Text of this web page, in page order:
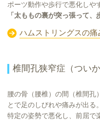
ポーツ動作や歩行で悪化しや
「太ももの裏が突っ張って、
ハムストリングスの
椎間孔狭窄症（つい
腰の骨（腰椎）の間（椎間孔
とで足のしびれや痛みが出る。
特定の姿勢で悪化し、前屈で